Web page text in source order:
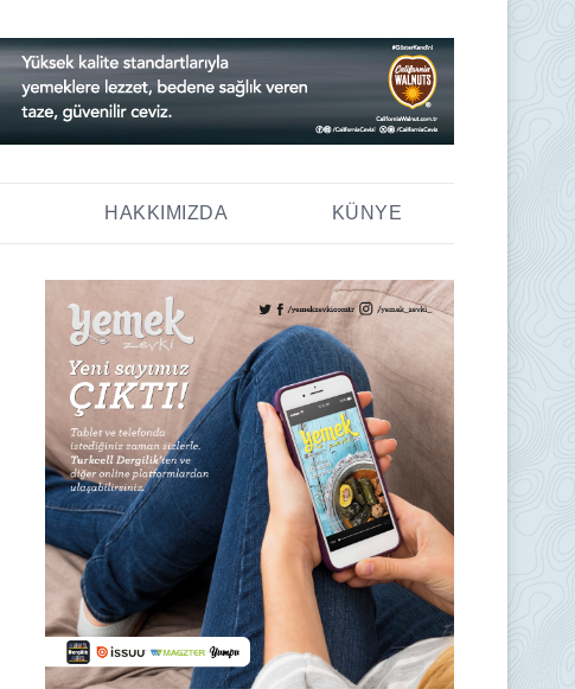
HAKKIMIZDA KÜNYE